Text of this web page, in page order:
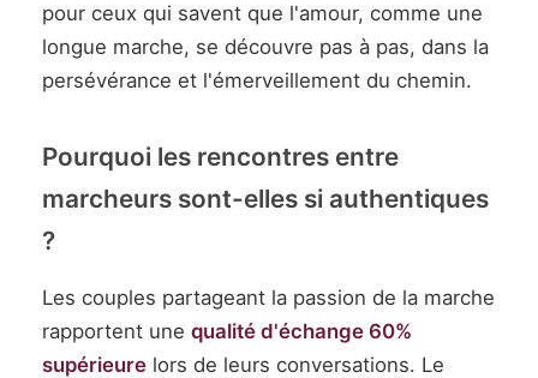
pour ceux qui savent que l'amour, comme une
longue marche, se découvre pas à pas, dans la
persévérance et l'émerveillement du chemin.
Pourquoi les rencontres entre
marcheurs sont-elles si authentiques
?
Les couples partageant la passion de la marche
rapportent une qualité d'échange 60%
supérieure lors de leurs conversations. Le